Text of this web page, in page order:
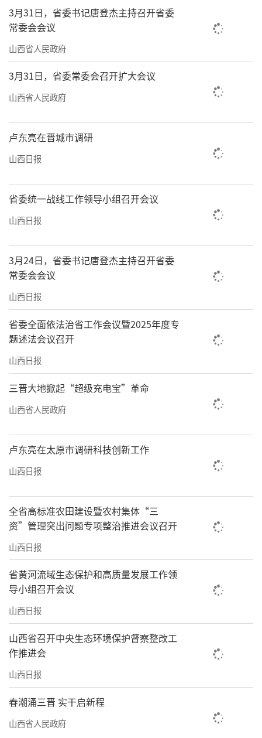
扶阳病房内，护士牛鹏娜正在为一名强直性脊
柱炎患者施行火龙灸。沿患者脊柱铺敷的药物
被点燃后形如火龙，令人惊叹不已。作为经方
扶阳山西省重点实验室的临床平台，这一中医
特色病房已让众多疑难病症患者受益。
自中医学、分子生物学、植物学等不同学科领
域。他们发挥各自专业技能，探索针对肿瘤、
情志病、风湿免疫性疾病和糖尿病神经病变等
疾病的靶方靶药，开发出系列有效方药。“一
种治疗乳腺癌的中药组合物”等被授权发明专
利，“温阳法治疗抑郁症的临床疗效及作用机
制研究”荣获山西省科学技术进步奖二等
奖。“这些成果已在全省多所医院推广应用，
近3年基于经方扶阳理论治疗患者2万余人
次。”冯振宇说。
“临床疗效是中医药的生命，也是炮制的
灵魂。”张朔生说，实验室持续开展生、熟地
黄治疗阿尔兹海默病及糖尿病的差异性研究，
服务临床安全合理用药。
“创新是推动中医药发展的根本动
力。”山西省卫生健康委中医药科技与产业处
处长刘浚表示，我省持续实施省级中医药科技
专项，支持推进经典名方、名老中医方向医疗
化，并开展“三晋名方”优选工作，“十四
五”期间已下达中医药科技创新工程项目30项
和中医药科研课题1000余项。
融合产学研用贯通产业链条
清洗、炮制、切片、包装……盛夏七月，
山西和仁堂中药饮片有限责任公司生产车间里
呈现一片繁忙景象。中药炮制山西省重点实验
室的科研成果正在公司流水线上创造真金白银
的价值。“校企合作以来，公司产品内在质量
指标显著提升，实现营收倍增，被中国中药协
会认定为全国中药饮片品牌企业。”公司副总
3月31日，省委书记唐登杰主持召开省委
常委会会议
山西省人民政府
3月31日，省委常委会召开扩大会议
山西省人民政府
卢东亮在晋城市调研
山西日报
省委统一战线工作领导小组召开会议
山西日报
3月24日，省委书记唐登杰主持召开省委
常委会会议
山西日报
省委全面依法治省工作会议暨2025年度专
题述法会议召开
山西日报
三晋大地掀起“超级充电宝”革命
山西省人民政府
卢东亮在太原市调研科技创新工作
山西日报
全省高标准农田建设暨农村集体“三
资”管理突出问题专项整治推进会议召开
山西日报
省黄河流域生态保护和高质量发展工作领
导小组召开会议
山西日报
山西省召开中央生态环境保护督察整改工
作推进会
山西日报
春潮涌三晋 实干启新程
山西省人民政府